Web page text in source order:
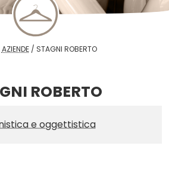
AZIENDE/ STAGNI ROBERTO
ROBERTO
e oggettistica